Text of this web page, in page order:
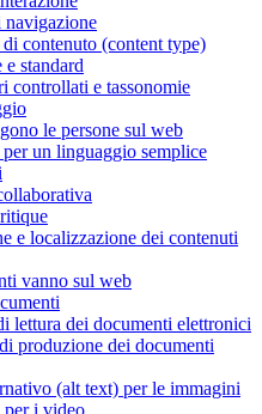
navigazione
contenuto (content type)
standard
controllati e tassonomie
le persone sul web
un linguaggio semplice
e localizzazione dei contenuti
vanno sul web
lettura dei documenti elettronici
produzione dei documenti
(alt text) per le immagini
i video